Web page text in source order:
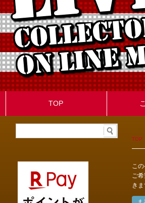
TOP
TOP
こ
ご
き